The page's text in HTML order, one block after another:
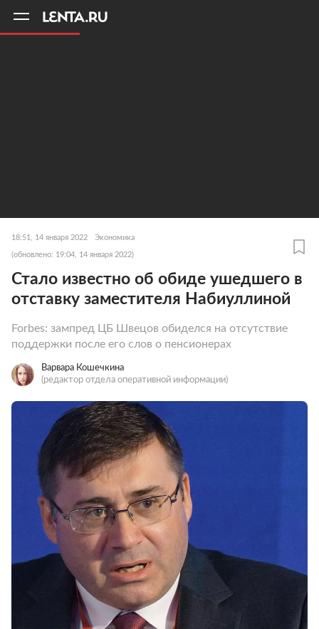
18:51, 14 января 2022 Экономика
(обновлено: 19:04, 14 января 2022)
Стало известно об обиде ушедшего в
отставку заместителя Набиуллиной
Forbes: зампред ЦБ Швецов обиделся на отсутствие
поддержки после его слов о пенсионерах
Варвара Кошечкина
(редактор отдела оперативной информации)